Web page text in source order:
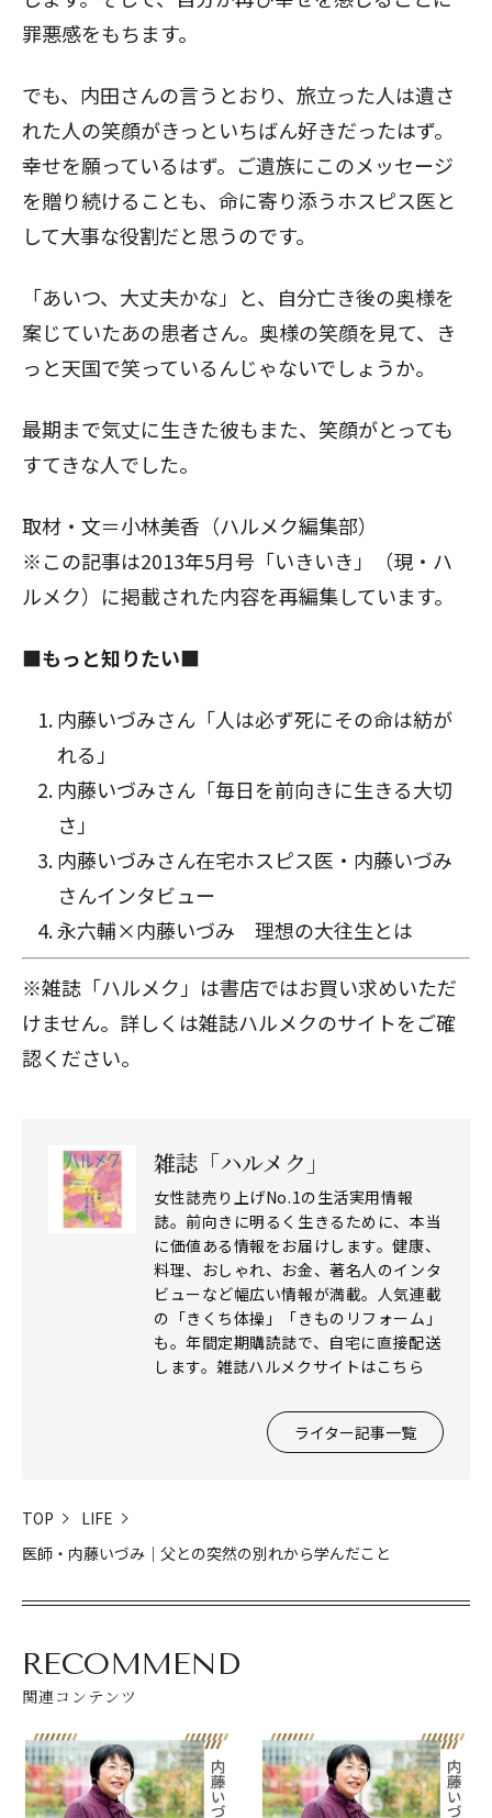
罪悪感をもちます。
でも、内田さんの言うとおり、旅立った人は遺さ
れた人の笑顔がきっといちばん好きだったはず。
幸せを願っているはず。ご遺族にこのメッセージ
を贈り続けることも、命に寄り添うホスピス医と
して大事な役割だと思うのです。
「あいつ、大丈夫かな」と、自分亡き後の奥様を
案じていたあの患者さん。奥様の笑顔を見て、き
っと天国で笑っているんじゃないでしょうか。
最期まで気丈に生きた彼もまた、笑顔がとっても
すてきな人でした。
取材・文＝小林美香（ハルメク編集部）
※この記事は2013年5月号「いきいき」（現・ハ
ルメク）に掲載された内容を再編集しています。
■もっと知りたい■
内藤いづみさん 「人は必ず死にその命は紡が
れる」
内藤いづみさん 「毎日を前向きに生きる大切
さ」
内藤いづみさん在宅ホスピス医・内藤いづみ
さんインタビュー
永六輔×内藤いづみ 理想の大往生とは
※雑誌「ハルメク」は書店ではお買い求めいただ
けません。詳しくは雑誌ハルメクのサイトをご確
認ください。
雑誌「ハルメク」
女性誌売り上げNo.1の生活実用情報
誌。前向きに明るく生きるために、本当
に価値ある情報をお届けします。健康、
料理、おしゃれ、お金、著名人のインタ
ビューなど幅広い情報が満載。人気連載
の「きくち体操」「きものリフォーム」
も。年間定期購読誌で、自宅に直接配送
します。雑誌ハルメクサイトはこちら
ライター記事一覧
TOP
LIFE
医師・内藤いづみ｜父との突然の別れから学んだこと
RECOMMEND
関連コンテンツ